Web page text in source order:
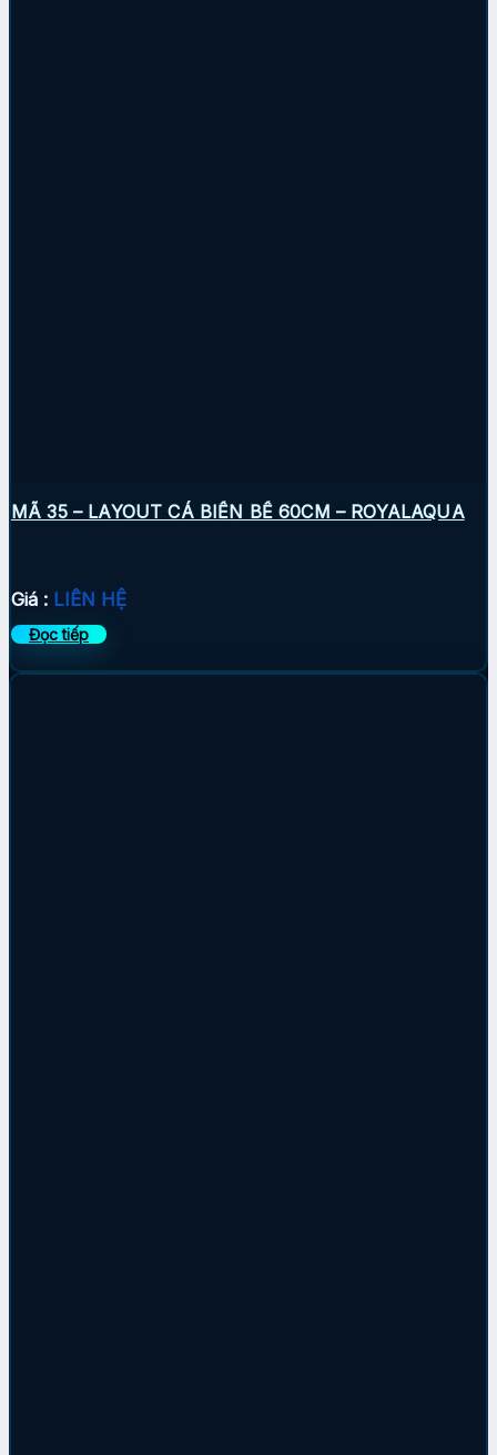
MÃ 35 – LAYOUT CÁ BIỂN BỂ 60CM – ROYALAQUA
Giá : LIÊN HỆ
Đọc tiếp